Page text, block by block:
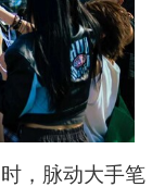
，脉动大手笔